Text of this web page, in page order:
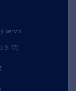
servis
9-17)